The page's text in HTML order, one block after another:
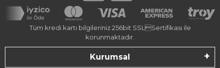
Tüm kredi kartı bilgileriniz 256bit SSLSertifikası ile
korunmaktadır.
Kurumsal